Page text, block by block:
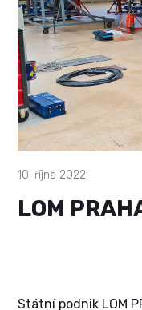
10. října 2022
LOM
Státní podnik LOM